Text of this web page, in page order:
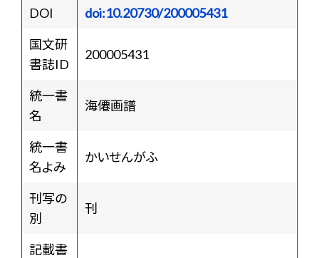
DOI
doi:10.20730/200005431
国文研
書誌ID
200005431
統一書
名
海僊画譜
統一書
名よみ
かいせんがふ
刊写の
別
刊
記載書